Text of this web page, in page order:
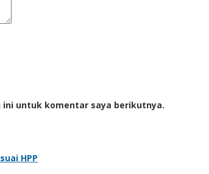
ini untuk komentar saya berikutnya.
HPP